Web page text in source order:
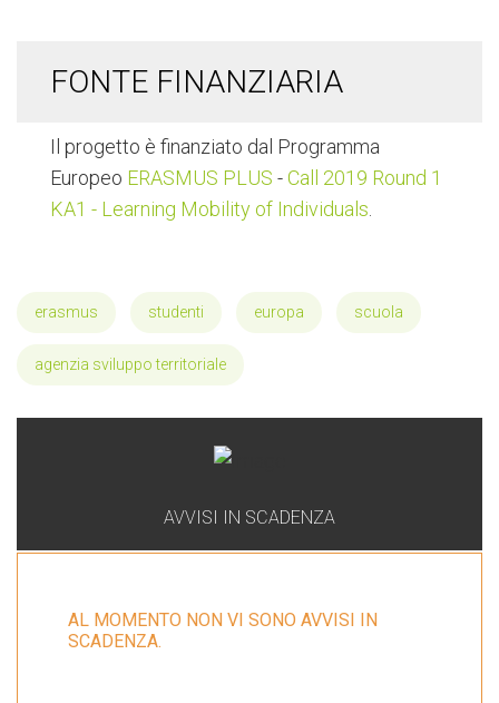
FONTE FINANZIARIA
Il progetto è finanziato dal Programma
Europeo ERASMUS PLUS -Call 2019 Round 1
KA1 - Learning Mobility of Individuals
erasmus studenti europa scuola
agenzia sviluppo territoriale
AVVISI IN SCADENZA
AL MOMENTO NON VI SONO AVVISI IN
SCADENZA.